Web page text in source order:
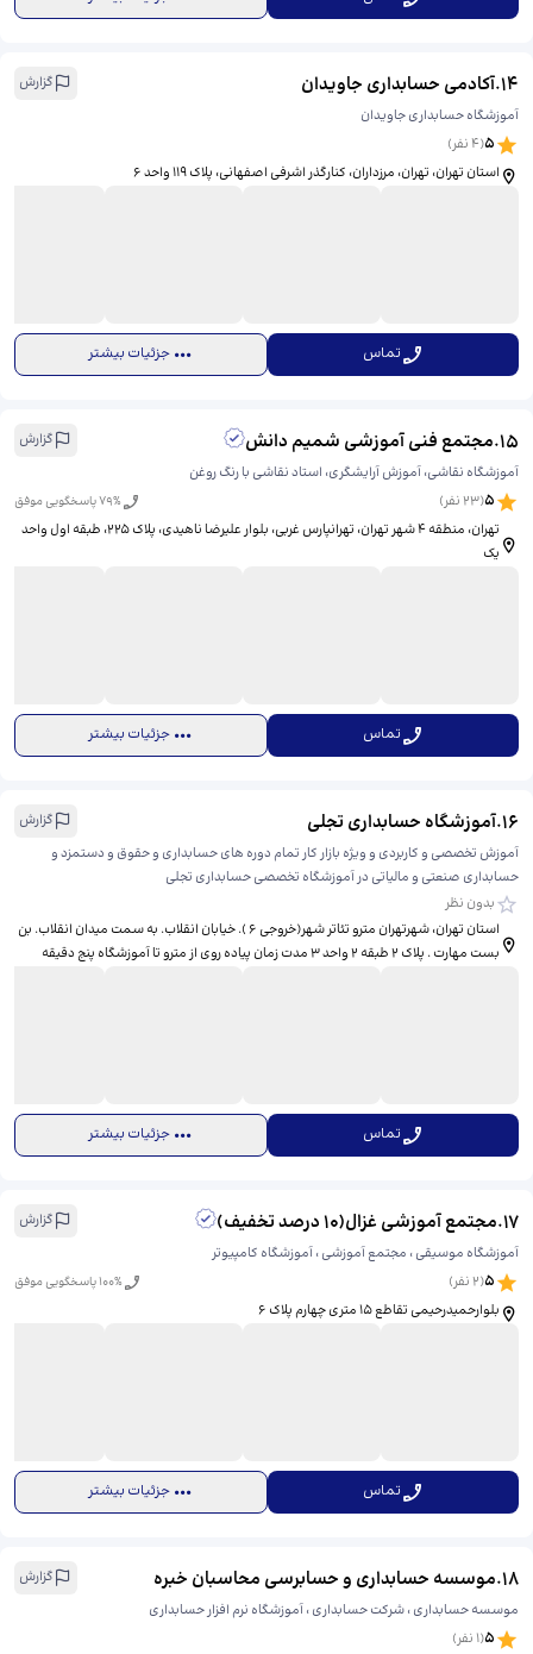
14
.آکادمی حسابداری جاویدان
گزارش
آموزشگاه حسابداری جاویدان
5
(
4نفر)
استان تهران، تهران، مرزداران، کنارگذر اشرفی اصفهانی، ​پلاک 119 واحد 6
تماس جزئیات بیشتر
15
.مجتمع فنی آموزشی شمیم دانش
گزارش
آموزشگاه نقاشی، آموزش آرایشگری، استاد نقاشی با رنگ روغن
5
(
23نفر) 79% پاسخگویی موفق
تهران، منطقه ۴ شهر تهران، تهرانپارس غربی، بلوار علیرضا ناهیدی، پلاک 225، ​طبقه اول واحد
یک
تماس جزئیات بیشتر
16
.آموزشگاه حسابداری تجلی
گزارش
آموزش تخصصی و کاربردی و ویژه بازار کار تمام دوره های حسابداری و حقوق و دستمزد و
حسابداری صنعتی و مالیاتی در آموزشگاه تخصصی حسابداری تجلی
بدون نظر
استان تهران، شهرتهران مترو تئاتر شهر(خروجی ۶ ). خیابان انقلاب. به سمت میدان انقلاب. بن
بست مهارت . پلاک ۲ طبقه ۲ واحد ۳ مدت زمان پیاده روی از مترو تا آموزشگاه پنج دقیقه
تماس جزئیات بیشتر
17
.مجتمع آموزشی غزال(10 درصد تخفیف)
گزارش
آموزشگاه موسیقی ، مجتمع آموزشی ، آموزشگاه کامپیوتر
5
(
2نفر) 100% پاسخگویی موفق
بلوارحمیدرحیمی تقاطع 15 متری چهارم پلاک 6
تماس جزئیات بیشتر
18
.موسسه حسابداری و حسابرسی محاسبان خبره
گزارش
موسسه حسابداری ، شرکت حسابداری ، آموزشگاه نرم افزار حسابداری
5
(
1 نفر)